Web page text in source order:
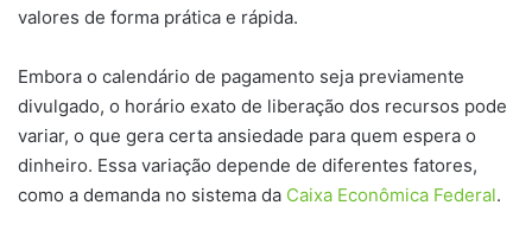
valores de forma prática e rápida.
Embora o calendário de pagamento seja previamente
divulgado, o horário exato de liberação dos recursos pode
variar, o que gera certa ansiedade para quem espera o
dinheiro. Essa variação depende de diferentes fatores,
como a demanda no sistema da Caixa Econômica Federal.